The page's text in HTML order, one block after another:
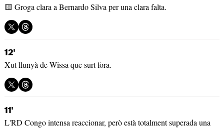
🟨 Groga clara a Bernardo Silva per una clara falta.
12'
Xut llunyà de Wissa que surt fora.
11'
L'RD Congo intensa reaccionar, però està totalment superada una